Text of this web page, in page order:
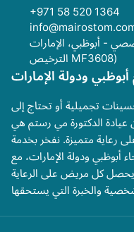
+971 58 520 1364
أبوظبي، الإمارات (رقم
الترخيص MF3608)
ودولة الإمارات
تجميلية أو تحتاج إلى
عيادة الدكتورة مي رستم هي
رعاية متميزة. نفخر بخدمة
ودولة الإمارات، مع
كل مريض على الرعاية